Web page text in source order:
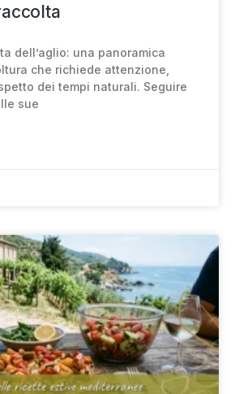
dell’aglio: una panoramica
che richiede attenzione,
dei tempi naturali. Seguire
sue